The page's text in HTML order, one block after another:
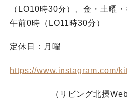
（LO10時30分）、金・土曜
午前0時（LO11時30分）
定休日：月曜
https://www.instagram.com/
（リビング北摂